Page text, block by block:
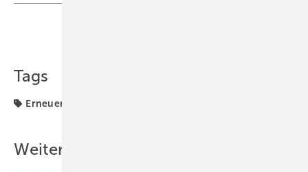
Tags
Erneuerbare Energien
Weitere Inhalte